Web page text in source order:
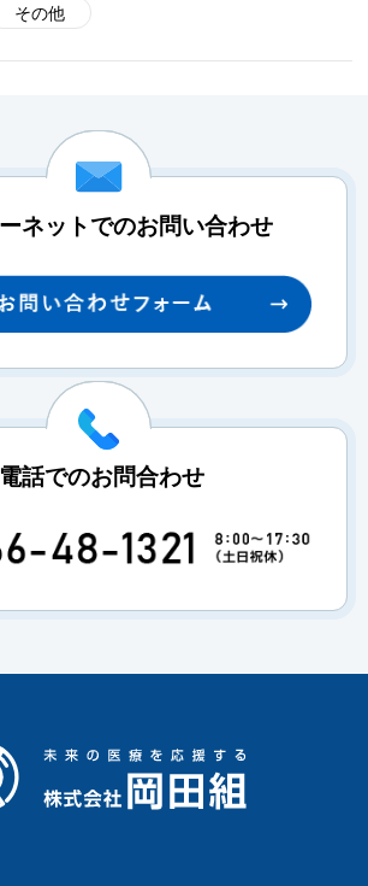
その他
ネットでのお問い合わせ
電話でのお問合わせ